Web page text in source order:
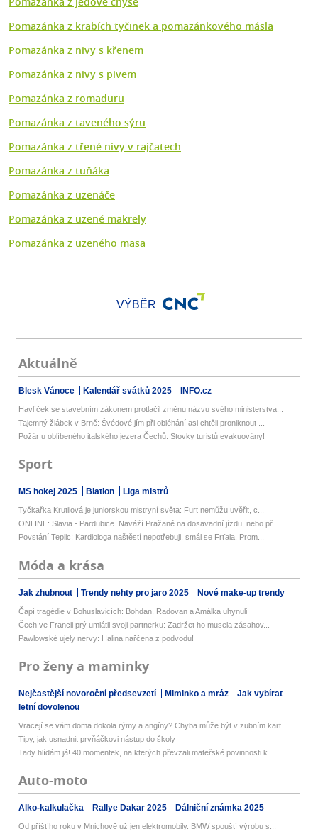
Pomazánka z krabích tyčinek a pomazánkového másla
Pomazánka z nivy s křenem
Pomazánka z nivy s pivem
Pomazánka z romaduru
Pomazánka z taveného sýru
Pomazánka z třené nivy v rajčatech
Pomazánka z tuňáka
Pomazánka z uzenáče
Pomazánka z uzené makrely
Pomazánka z uzeného masa
VÝBĚR
Aktuálně
Blesk Vánoce Kalendář svátků 2025 INFO.cz
Havlíček se stavebním zákonem protlačil změnu názvu svého ministerstva...
Tajemný žlábek v Brně: Švédové jím při obléhání asi chtěli proniknout ...
Požár u oblíbeného italského jezera Čechů: Stovky turistů evakuovány!
Sport
MS hokej 2025 Biatlon Liga mistrů
Tyčkařka Krutilová je juniorskou mistryní světa: Furt nemůžu uvěřit, c...
ONLINE: Slavia - Pardubice. Naváží Pražané na dosavadní jízdu, nebo př...
Povstání Teplic: Kardiologa naštěstí nepotřebuji, smál se Frťala. Prom...
Móda a krása
Jak zhubnout Trendy nehty pro jaro 2025 Nové make-up trendy
Čapí tragédie v Bohuslavicích: Bohdan, Radovan a Amálka uhynuli
Čech ve Francii prý umlátil svoji partnerku: Zadržet ho musela zásahov...
Pawlowské ujely nervy: Halina nařčena z podvodu!
Pro ženy a maminky
Nejčastější novoroční předsevzetí Miminko a mráz
Jak vybírat
letní dovolenou
Vracejí se vám doma dokola rýmy a angíny? Chyba může být v zubním kart...
Tipy, jak usnadnit prvňáčkovi nástup do školy
Tady hlídám já! 40 momentek, na kterých převzali mateřské povinnosti k...
Auto-moto
Alko-kalkulačka Rallye Dakar 2025 Dálniční známka 2025
Od příštího roku v Mnichově už jen elektromobily. BMW spouští výrobu s...